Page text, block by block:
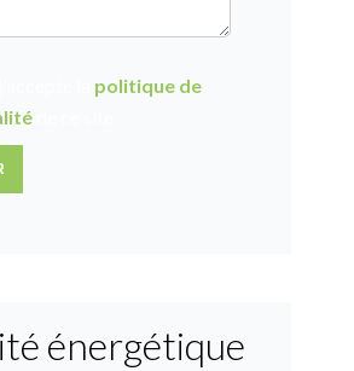
politique de
énergétique